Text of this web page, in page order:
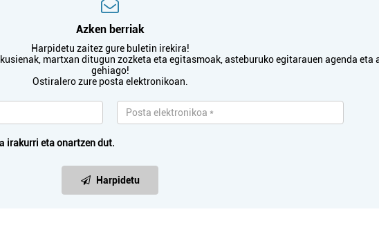
Azken berriak
Harpidetu zaitez gure buletin irekira!
martxan ditugun zozketa eta egitasmoak, asteburuko egitarauen agenda eta
gehiago!
Ostiralero zure posta elektronikoan.
irakurri eta onartzen dut.
Harpidetu
Irun